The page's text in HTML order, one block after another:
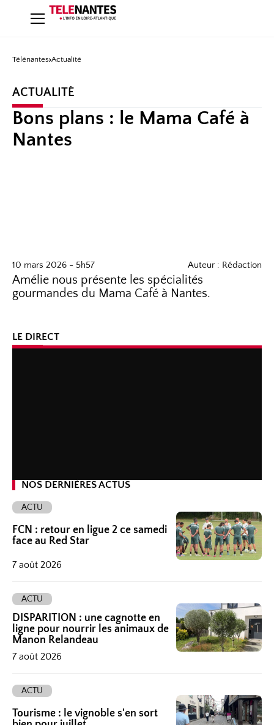
Télénantes Actualité
ACTUALITÉ
Bons plans : le Mama Café à
Nantes
10 mars 2026 - 5h57 Auteur : Rédaction
Amélie nous présente les spécialités
gourmandes du Mama Café à Nantes.
LE DIRECT
NOS DERNIÈRES ACTUS